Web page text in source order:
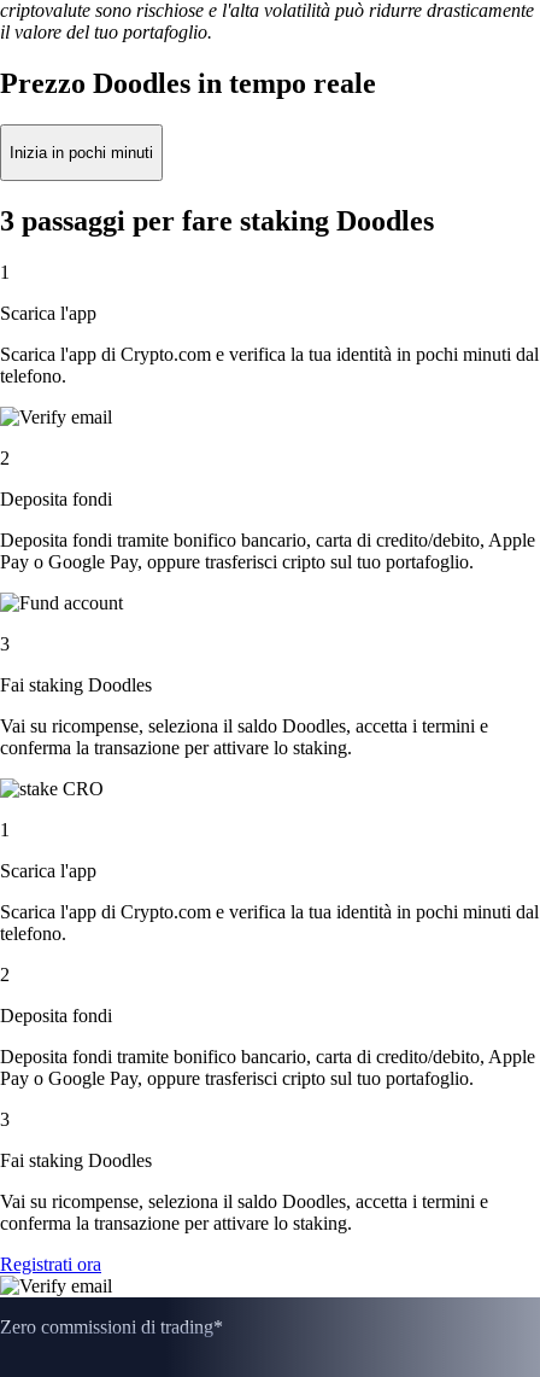
criptovalute sono rischiose e l'alta volatilità può ridurre drasticamente
il valore del tuo portafoglio.
Prezzo Doodles in tempo reale
Inizia in pochi minuti
3 passaggi per fare staking Doodles
1
Scarica l'app
Scarica l'app di Crypto.com e verifica la tua identità in pochi minuti dal
telefono.
2
Deposita fondi
Deposita fondi tramite bonifico bancario, carta di credito/debito, Apple
Pay o Google Pay, oppure trasferisci cripto sul tuo portafoglio.
3
Fai staking Doodles
Vai su ricompense, seleziona il saldo Doodles, accetta i termini e
conferma la transazione per attivare lo staking.
1
Scarica l'app
Scarica l'app di Crypto.com e verifica la tua identità in pochi minuti dal
telefono.
2
Deposita fondi
Deposita fondi tramite bonifico bancario, carta di credito/debito, Apple
Pay o Google Pay, oppure trasferisci cripto sul tuo portafoglio.
3
Fai staking Doodles
Vai su ricompense, seleziona il saldo Doodles, accetta i termini e
conferma la transazione per attivare lo staking.
Registrati ora
Zero commissioni di trading*